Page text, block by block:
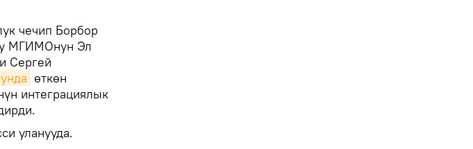
чечип Борбор
МГИМОнун Эл
Сергей
өткөн
интеграциялык
уланууда.